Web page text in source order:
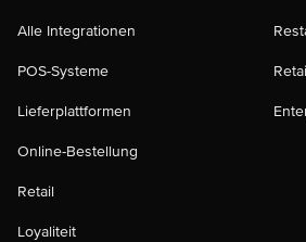
Alle Integrationen
POS-Systeme
Lieferplattformen
Online-Bestellung
Retail
Loyaliteit